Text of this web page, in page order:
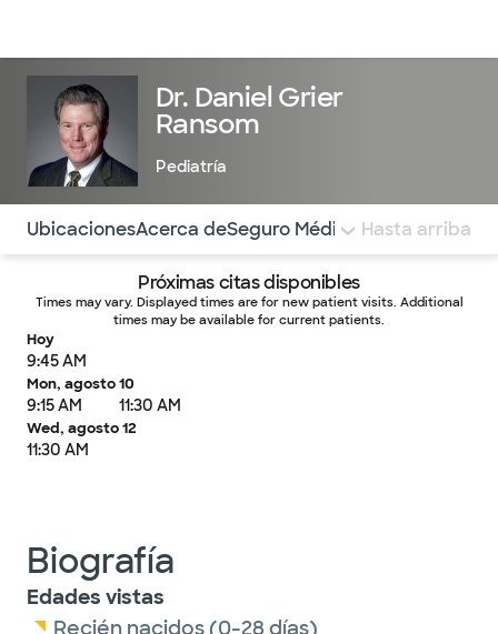
Dr. Daniel Grier
Ransom
Pediatría
Utilice esta navegación para saltar rápidamente a
UbicacionesAcerca deSeguro Médico COMENTARIOS
Hasta arriba
Próximas citas disponibles
Times may vary. Displayed times are for new patient visits. Additional
times may be available for current patients.
Hoy
9:45 AM
Mon, agosto 10
9:15 AM 11:30 AM
Wed, agosto 12
11:30 AM
Biografía
Edades vistas
Recién nacidos (0-28 días)